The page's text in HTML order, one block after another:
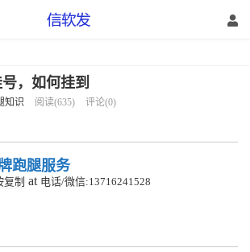
，如何挂到
知识 阅读(635) 评论(0)
跑腿服务
复制 at 电话/微信:13716241528